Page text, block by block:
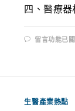
四、醫療
留言功能已
生醫產業熱點